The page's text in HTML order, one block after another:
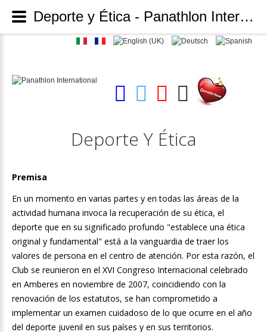
Deporte Y Ética
Premisa
En un momento en varias partes y en todas las áreas de la
actividad humana invoca la recuperación de su ética, el
deporte que en su significado profundo "establece una ética
original y fundamental" está a la vanguardia de traer los
valores de persona en el centro de atención. Por esta razón, el
Club se reunieron en el XVI Congreso Internacional celebrado
en Amberes en noviembre de 2007, coincidiendo con la
renovación de los estatutos, se han comprometido a
implementar un examen cuidadoso de lo que ocurre en el año
del deporte juvenil en sus países y en sus territorios.
Deporte y Ética - Panathlon International